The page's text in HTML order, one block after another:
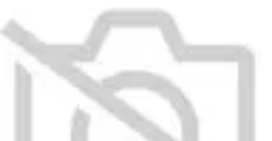
Organisation de Funérailles
Hommages
Rituels d'AdieuOrganisation de la cérémonie
Dernier Adieu